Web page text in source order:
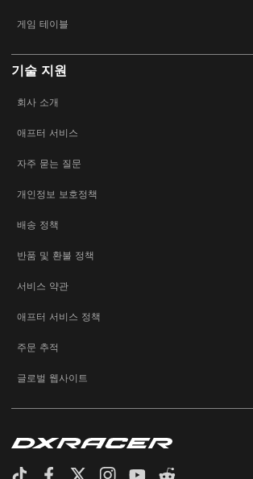
게임 테이블
기술 지원
회사 소개
애프터 서비스
자주 묻는 질문
개인정보 보호정책
배송 정책
반품 및 환불 정책
서비스 약관
애프터 서비스 정책
주문 추적
글로벌 웹사이트